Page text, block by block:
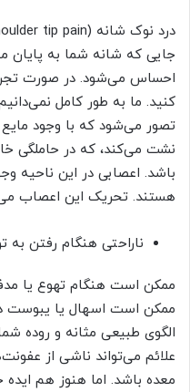
جایی که شانه شما به پایان
احساس می‌شود. در صورت
کنید. ما به طور کامل
تصور می‌شود که با وجود
نشت می‌کند، که در حاملگی
باشد. اعصابی در این ناحیه
هستند. تحریک این اعصاب
ناراحتی هنگام رفتن به
ممکن است هنگام تهوع یا
ممکن است اسهال یا یبوست
الگوی طبیعی مثانه و روده
علائم می‌تواند ناشی از
معده باشد. اما هنوز هم